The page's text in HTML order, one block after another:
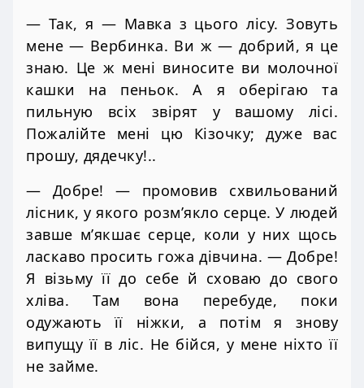
— Так, я — Мавка з цього лісу. Зовуть
мене — Вербинка. Ви ж — добрий, я це
знаю. Це ж мені виносите ви молочної
кашки на пеньок. А я оберігаю та
пильную всіх звірят у вашому лісі.
Пожалійте мені цю Кізочку; дуже вас
прошу, дядечку!..
— Добре! — промовив схвильований
лісник, у якого розм’якло серце. У людей
завше м’якшає серце, коли у них щось
ласкаво просить гожа дівчина. — Добре!
Я візьму її до себе й сховаю до свого
хліва. Там вона перебуде, поки
одужають її ніжки, а потім я знову
випущу її в ліс. Не бійся, у мене ніхто її
не займе.